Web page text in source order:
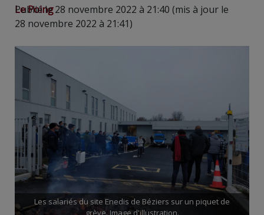
Le Poing
Publié le 28 novembre 2022 à 21:40 (mis à jour le
28 novembre 2022 à 21:41)
Les salariés du site Enedis de Béziers sur un piquet de
grève. Image d'illustration.